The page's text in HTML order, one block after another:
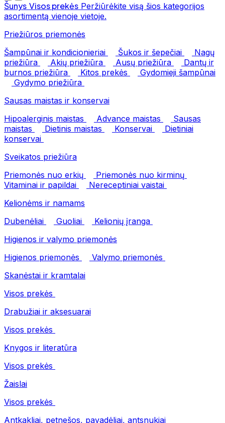
Šunys Visos prekės Peržiūrėkite visą šios kategorijos
asortimentą vienoje vietoje.
Priežiūros priemonės
Šampūnai ir kondicionieriai
Šukos ir šepečiai
Nagų
priežiūra
Akių priežiūra Ausų priežiūra
Dantų ir
burnos priežiūra
Kitos prekės
Gydomieji šampūnai
Gydymo priežiūra
Sausas maistas ir konservai
Hipoalerginis maistas
Advance maistas
Sausas
maistas
Dietinis maistas Konservai
Dietiniai
konservai
Sveikatos priežiūra
Priemonės nuo erkių
Priemonės nuo kirminų
Vitaminai ir papildai
Nereceptiniai vaistai
Kelionėms ir namams
Dubenėliai
Guoliai
Kelionių įranga
Higienos ir valymo priemonės
Higienos priemonės
Valymo priemonės
Skanėstai ir kramtalai
Visos prekės
Drabužiai ir aksesuarai
Visos prekės
Knygos ir literatūra
Visos prekės
Žaislai
Visos prekės
Antkakliai, petnešos, pavadėliai, antsnukiai